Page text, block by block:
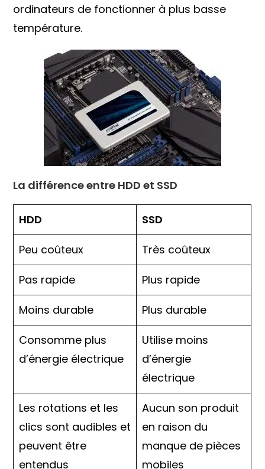
ordinateurs de fonctionner à plus basse
température.
La différence entre HDD et SSD
HDD SSD
Peu coûteux Très coûteux
Pas rapide Plus rapide
Moins durable Plus durable
Consomme plus
d’énergie électrique
Utilise moins
d’énergie
électrique
Les rotations et les
clics sont audibles et
peuvent être
entendus
Aucun son produit
en raison du
manque de pièces
mobiles